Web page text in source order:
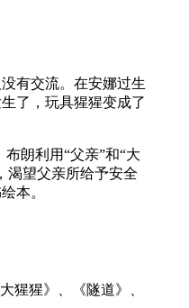
有交流。在安娜过生
了，玩具猩猩变成了
朗利用“父亲”和“大
渴望父亲所给予安全
本。
猩猩》、《隧道》、